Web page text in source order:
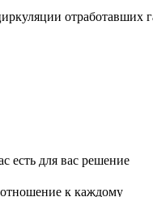
отработавших
есть для вас решение
к каждому